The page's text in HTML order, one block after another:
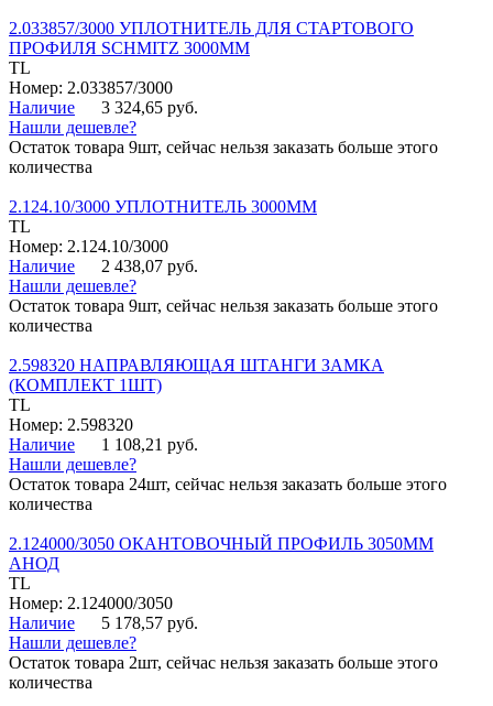
2.033857/3000 УПЛОТНИТЕЛЬ ДЛЯ СТАРТОВОГО
ПРОФИЛЯ SCHMITZ 3000ММ
TL
Номер: 2.033857/3000
Наличие
3 324,65 руб.
Нашли дешевле?
Остаток товара 9шт, сейчас нельзя заказать больше этого
количества
2.124.10/3000 УПЛОТНИТЕЛЬ 3000ММ
TL
Номер: 2.124.10/3000
Наличие
2 438,07 руб.
Нашли дешевле?
Остаток товара 9шт, сейчас нельзя заказать больше этого
количества
2.598320 НАПРАВЛЯЮЩАЯ ШТАНГИ ЗАМКА
(КОМПЛЕКТ 1ШТ)
TL
Номер: 2.598320
Наличие
1 108,21 руб.
Нашли дешевле?
Остаток товара 24шт, сейчас нельзя заказать больше этого
количества
2.124000/3050 ОКАНТОВОЧНЫЙ ПРОФИЛЬ 3050ММ
АНОД
TL
Номер: 2.124000/3050
Наличие
5 178,57 руб.
Нашли дешевле?
Остаток товара 2шт, сейчас нельзя заказать больше этого
количества